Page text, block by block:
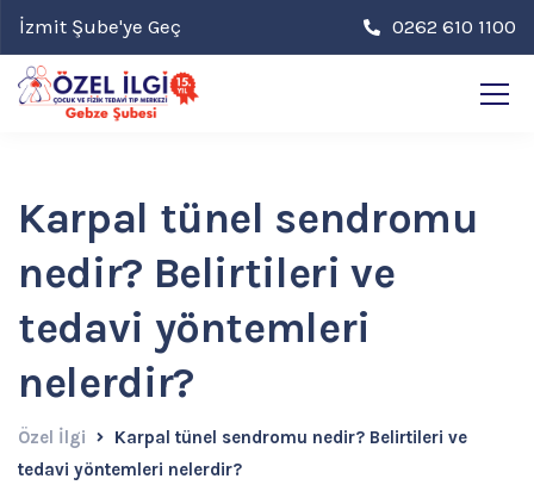
0262 610 1100
İzmit Şube'ye Geç
Karpal tünel sendromu
nedir? Belirtileri ve
tedavi yöntemleri
nelerdir?
Özel İlgi
Karpal tünel sendromu nedir? Belirtileri ve
tedavi yöntemleri nelerdir?